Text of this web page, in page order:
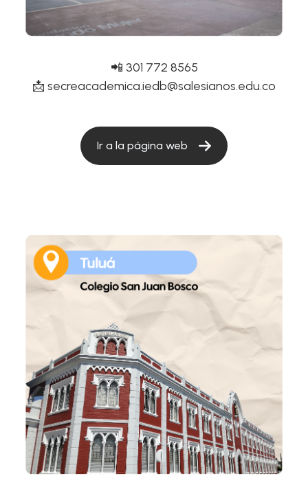
📲 301 772 8565
📩 secreacademica.iedb@salesianos.edu.co
Ir a la página web